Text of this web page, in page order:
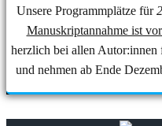
Unsere Programmplätze für
Manuskriptannahme ist
herzlich bei allen Autor:innen
und nehmen ab Ende